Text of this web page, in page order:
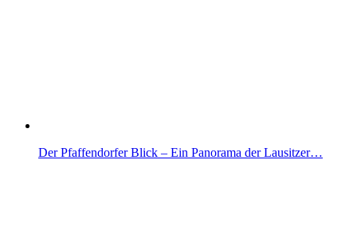
Der Pfaffendorfer Blick – Ein Panorama der Lausitzer…